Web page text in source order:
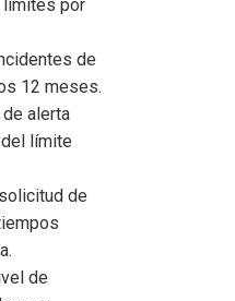
límites por
de
12 meses.
alerta
del límite
de
de